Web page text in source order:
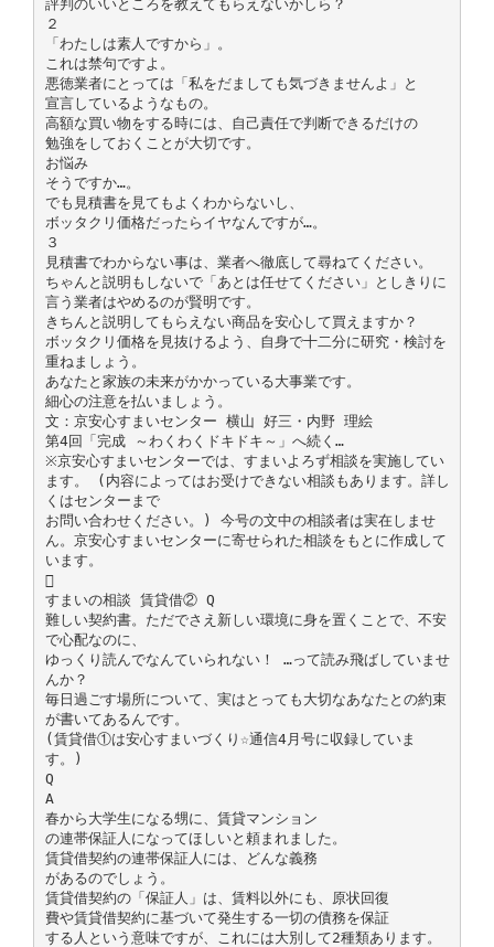
評判のいいところを教えてもらえないかしら？
２
「わたしは素人ですから」。
これは禁句ですよ。
悪徳業者にとっては「私をだましても気づきませんよ」と
宣言しているようなもの。
高額な買い物をする時には、自己責任で判断できるだけの
勉強をしておくことが大切です。
お悩み
そうですか…。
でも見積書を見てもよくわからないし、
ボッタクリ価格だったらイヤなんですが…。
３
見積書でわからない事は、業者へ徹底して尋ねてください。
ちゃんと説明もしないで「あとは任せてください」としきりに
言う業者はやめるのが賢明です。
きちんと説明してもらえない商品を安心して買えますか？
ボッタクリ価格を見抜けるよう、自身で十二分に研究・検討を
重ねましょう。
あなたと家族の未来がかかっている大事業です。
細心の注意を払いましょう。
文：京安心すまいセンター 横山 好三・内野 理絵
第4回「完成 ～わくわくドキドキ～」へ続く…
※京安心すまいセンターでは、すまいよろず相談を実施してい
ます。 (内容によってはお受けできない相談もあります。詳し
くはセンターまで
お問い合わせください。) 今号の文中の相談者は実在しませ
ん。京安心すまいセンターに寄せられた相談をもとに作成して
います。

すまいの相談 賃貸借② Q
難しい契約書。ただでさえ新しい環境に身を置くことで、不安
で心配なのに、
ゆっくり読んでなんていられない！ …って読み飛ばしていませ
んか？
毎日過ごす場所について、実はとっても大切なあなたとの約束
が書いてあるんです。
(賃貸借①は安心すまいづくり☆通信4月号に収録していま
す。)
Q
A
春から大学生になる甥に、賃貸マンション
の連帯保証人になってほしいと頼まれました。
賃貸借契約の連帯保証人には、どんな義務
があるのでしょう。
賃貸借契約の「保証人」は、賃料以外にも、原状回復
費や賃貸借契約に基づいて発生する一切の債務を保証
する人という意味ですが、これには大別して2種類あります。